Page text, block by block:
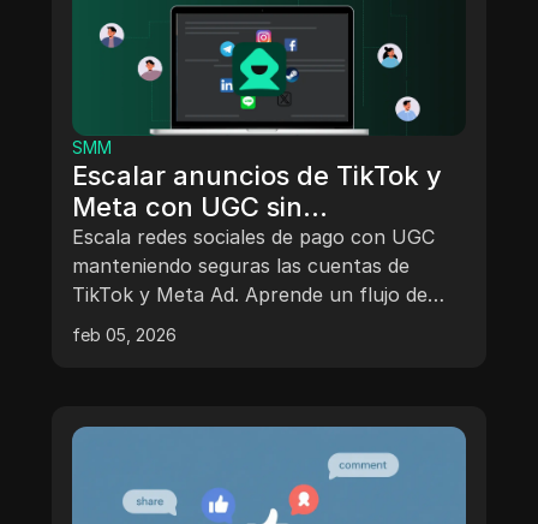
SMM
Escalar anuncios de TikTok y
Meta con UGC sin
comprometer la seguridad de
la cuenta
Escala redes sociales de pago con UGC
manteniendo seguras las cuentas de
TikTok y Meta Ad. Aprende un flujo de
trabajo probado para crecer de forma
segura sin arriesgarte a baneos o
feb 05, 2026